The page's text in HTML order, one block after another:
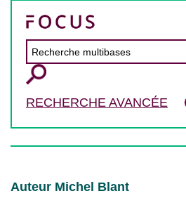
RECHERCHE AVANCÉE
Auteur Michel Blant